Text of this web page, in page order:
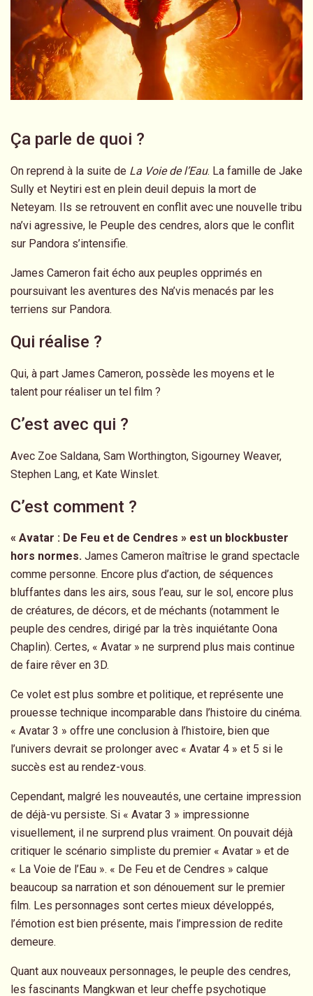
Ça parle de quoi ?
On reprend à la suite de La Voie de l’Eau. La famille de Jake
Sully et Neytiri est en plein deuil depuis la mort de
Neteyam. Ils se retrouvent en conflit avec une nouvelle tribu
na’vi agressive, le Peuple des cendres, alors que le conflit
sur Pandora s’intensifie.
James Cameron fait écho aux peuples opprimés en
poursuivant les aventures des Na’vis menacés par les
terriens sur Pandora.
Qui réalise ?
Qui, à part James Cameron, possède les moyens et le
talent pour réaliser un tel film ?
C’est avec qui ?
Avec Zoe Saldana, Sam Worthington, Sigourney Weaver,
Stephen Lang, et Kate Winslet.
C’est comment ?
« Avatar : De Feu et de Cendres » est un blockbuster
hors normes. James Cameron maîtrise le grand spectacle
comme personne. Encore plus d’action, de séquences
bluffantes dans les airs, sous l’eau, sur le sol, encore plus
de créatures, de décors, et de méchants (notamment le
peuple des cendres, dirigé par la très inquiétante Oona
Chaplin). Certes, « Avatar » ne surprend plus mais continue
de faire rêver en 3D.
Ce volet est plus sombre et politique, et représente une
prouesse technique incomparable dans l’histoire du cinéma.
« Avatar 3 » offre une conclusion à l’histoire, bien que
l’univers devrait se prolonger avec « Avatar 4 » et 5 si le
succès est au rendez-vous.
Cependant, malgré les nouveautés, une certaine impression
de déjà-vu persiste. Si « Avatar 3 » impressionne
visuellement, il ne surprend plus vraiment. On pouvait déjà
critiquer le scénario simpliste du premier « Avatar » et de
« La Voie de l’Eau ». « De Feu et de Cendres » calque
beaucoup sa narration et son dénouement sur le premier
film. Les personnages sont certes mieux développés,
l’émotion est bien présente, mais l’impression de redite
demeure.
Quant aux nouveaux personnages, le peuple des cendres,
les fascinants Mangkwan et leur cheffe psychotique